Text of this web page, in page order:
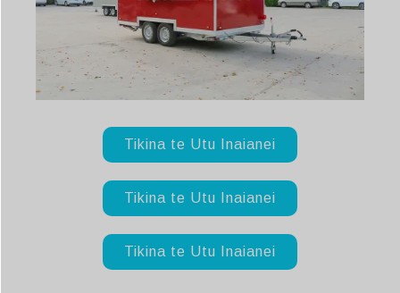
Tikina te Utu Inaianei
Tikina te Utu Inaianei
Tikina te Utu Inaianei